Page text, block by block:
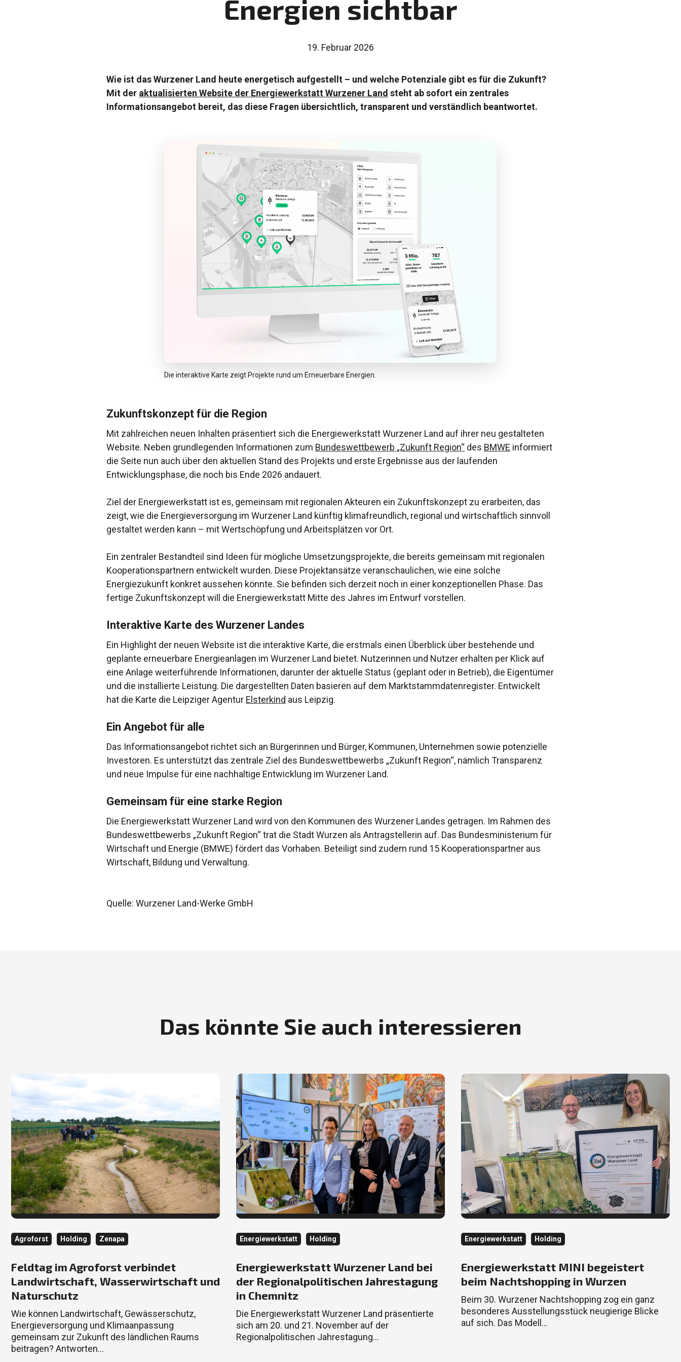
Energien sichtbar
19. Februar 2026
Wie ist das Wurzener Land heute energetisch aufgestellt – und welche Potenziale gibt es für die Zukunft?
Mit der aktualisierten Website der Energiewerkstatt Wurzener Land steht ab sofort ein zentrales
Informationsangebot bereit, das diese Fragen übersichtlich, transparent und verständlich beantwortet.
Die interaktive Karte zeigt Projekte rund um Erneuerbare Energien.
Zukunftskonzept für die Region
Mit zahlreichen neuen Inhalten präsentiert sich die Energiewerkstatt Wurzener Land auf ihrer neu gestalteten
Website. Neben grundlegenden Informationen zum Bundeswettbewerb „Zukunft Region“ des BMWE informiert
die Seite nun auch über den aktuellen Stand des Projekts und erste Ergebnisse aus der laufenden
Entwicklungsphase, die noch bis Ende 2026 andauert.
Ziel der Energiewerkstatt ist es, gemeinsam mit regionalen Akteuren ein Zukunftskonzept zu erarbeiten, das
zeigt, wie die Energieversorgung im Wurzener Land künftig klimafreundlich, regional und wirtschaftlich sinnvoll
gestaltet werden kann – mit Wertschöpfung und Arbeitsplätzen vor Ort.
Ein zentraler Bestandteil sind Ideen für mögliche Umsetzungsprojekte, die bereits gemeinsam mit regionalen
Kooperationspartnern entwickelt wurden. Diese Projektansätze veranschaulichen, wie eine solche
Energiezukunft konkret aussehen könnte. Sie befinden sich derzeit noch in einer konzeptionellen Phase. Das
fertige Zukunftskonzept will die Energiewerkstatt Mitte des Jahres im Entwurf vorstellen.
Interaktive Karte des Wurzener Landes
Ein Highlight der neuen Website ist die interaktive Karte, die erstmals einen Überblick über bestehende und
geplante erneuerbare Energieanlagen im Wurzener Land bietet. Nutzerinnen und Nutzer erhalten per Klick auf
eine Anlage weiterführende Informationen, darunter der aktuelle Status (geplant oder in Betrieb), die Eigentümer
und die installierte Leistung. Die dargestellten Daten basieren auf dem Marktstammdatenregister. Entwickelt
hat die Karte die Leipziger Agentur Elsterkind aus Leipzig.
Ein Angebot für alle
Das Informationsangebot richtet sich an Bürgerinnen und Bürger, Kommunen, Unternehmen sowie potenzielle
Investoren. Es unterstützt das zentrale Ziel des Bundeswettbewerbs „Zukunft Region“, nämlich Transparenz
und neue Impulse für eine nachhaltige Entwicklung im Wurzener Land.
Gemeinsam für eine starke Region
Die Energiewerkstatt Wurzener Land wird von den Kommunen des Wurzener Landes getragen. Im Rahmen des
Bundeswettbewerbs „Zukunft Region“ trat die Stadt Wurzen als Antragstellerin auf. Das Bundesministerium für
Wirtschaft und Energie (BMWE) fördert das Vorhaben. Beteiligt sind zudem rund 15 Kooperationspartner aus
Wirtschaft, Bildung und Verwaltung.
Quelle: Wurzener Land-Werke GmbH
Das könnte Sie auch interessieren
AgroforstKategorie
Holding Kategorie
Zenapa
Feldtag im Agroforst verbindet
Landwirtschaft, Wasserwirtschaft und
Naturschutz
Wie können Landwirtschaft, Gewässerschutz,
Energieversorgung und Klimaanpassung
gemeinsam zur Zukunft des ländlichen Raums
beitragen? Antworten…
EnergiewerkstattKategorie
Holding
Energiewerkstatt Wurzener Land bei
der Regionalpolitischen Jahrestagung
in Chemnitz
Die Energiewerkstatt Wurzener Land präsentierte
sich am 20. und 21. November auf der
Regionalpolitischen Jahrestagung…
EnergiewerkstattKategorie
Holding
Energiewerkstatt MINI begeistert
beim Nachtshopping in Wurzen
Beim 30. Wurzener Nachtshopping zog ein ganz
besonderes Ausstellungsstück neugierige Blicke
auf sich. Das Modell…